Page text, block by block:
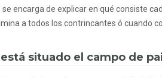
encarga de explicar en qué consiste
a todos los contrincantes ó cuando
situado el campo de